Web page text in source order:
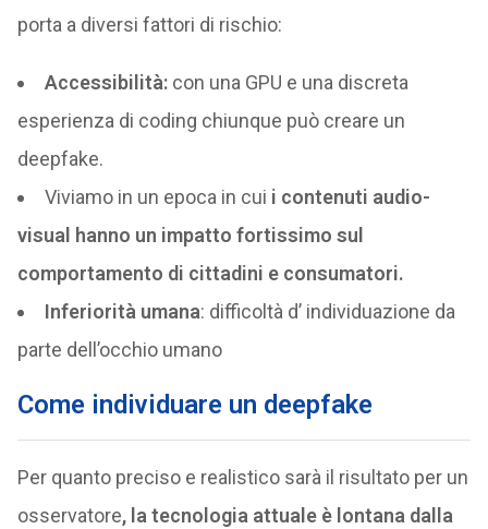
porta a diversi fattori di rischio:
Accessibilità:con una GPU e una discreta
esperienza di coding chiunque può creare un
deepfake.
Viviamo in un epoca in cui i contenuti audio-
visual hanno un impatto fortissimo sul
comportamento di cittadini e consumatori.
Inferiorità umana: difficoltà d’ individuazione da
parte dell’occhio umano
Come individuare un deepfake
Per quanto preciso e realistico sarà il risultato per un
osservatore, la tecnologia attuale è lontana dalla